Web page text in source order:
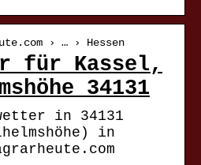
› … › Hessen
für Kassel,
34131
in 34131
in